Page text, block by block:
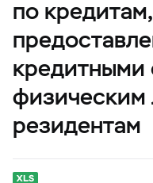
по кредитам,
кредитными
физическим
резидентам